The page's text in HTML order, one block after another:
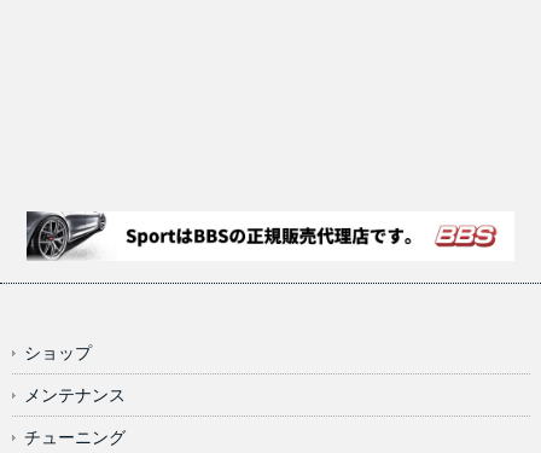
ショップ
メンテナンス
チューニング